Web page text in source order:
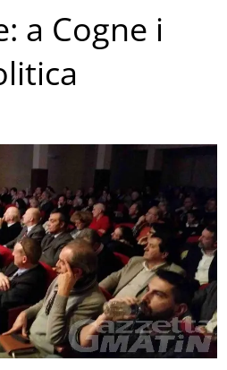
a Cogne i